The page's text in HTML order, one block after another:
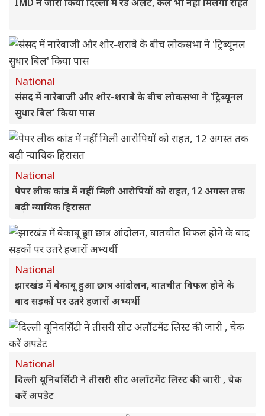
National
संसद में नारेबाजी और शोर-शराबे के बीच लोकसभा ने 'ट्रिब्यूनल
सुधार बिल' किया पास
National
पेपर लीक कांड में नहीं मिली आरोपियों को राहत, 12 अगस्त तक
बढ़ी न्यायिक हिरासत
National
झारखंड में बेकाबू हुआ छात्र आंदोलन, बातचीत विफल होने के
बाद सड़कों पर उतरे हजारों अभ्यर्थी
National
दिल्ली यूनिवर्सिटी ने तीसरी सीट अलॉटमेंट लिस्ट की जारी , चेक
करें अपडेट